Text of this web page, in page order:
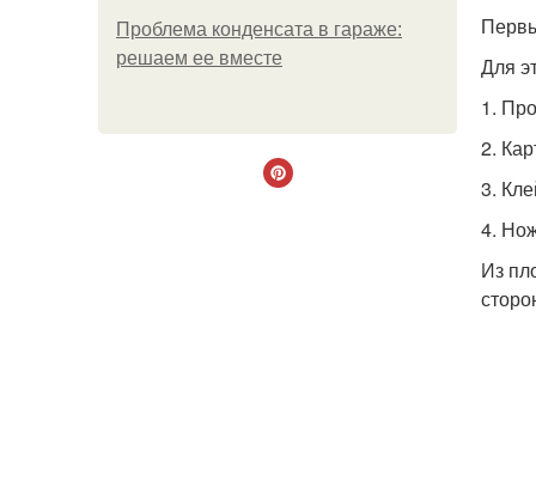
Проблема конденсата в гараже:
решаем ее вместе
Для
1.
2.
3.
4.
Из